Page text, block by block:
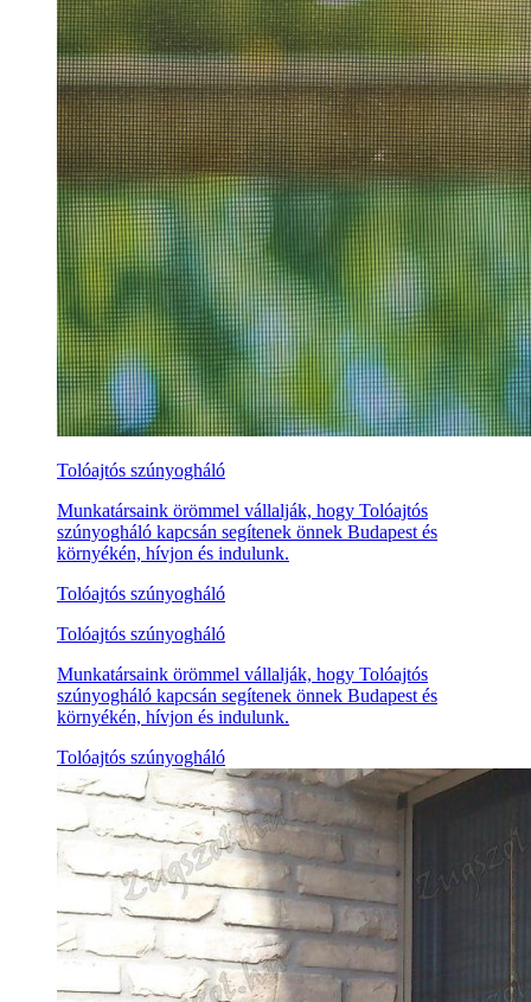
Tolóajtós szúnyogháló
Munkatársaink örömmel vállalják, hogy Tolóajtós
szúnyogháló kapcsán segítenek önnek Budapest és
környékén, hívjon és indulunk.
Tolóajtós szúnyogháló
Tolóajtós szúnyogháló
Munkatársaink örömmel vállalják, hogy Tolóajtós
szúnyogháló kapcsán segítenek önnek Budapest és
környékén, hívjon és indulunk.
Tolóajtós szúnyogháló